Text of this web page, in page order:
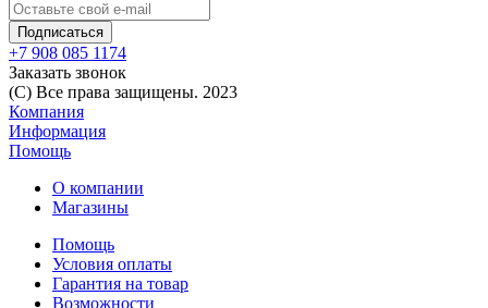
+7 908 085 1174
Заказать звонок
(C) Все права защищены. 2023
Компания
Информация
Помощь
О компании
Магазины
Помощь
Условия оплаты
Гарантия на товар
Возможности